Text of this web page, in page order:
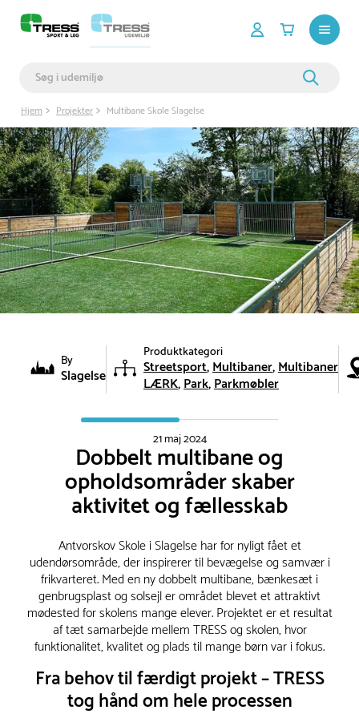
Hjem Projekter Multibane Skole Slagelse
By
Slagelse
Produktkategori
Streetsport Multibaner Multibaner
LÆRK Park Parkmøbler
21 maj 2024
Dobbelt multibane og
opholdsområder skaber
aktivitet og fællesskab
Antvorskov Skole i Slagelse har for nyligt fået et
udendørsområde, der inspirerer til bevægelse og samvær i
frikvarteret. Med en ny dobbelt multibane, bænkesæt i
genbrugsplast og solsejl er området blevet et attraktivt
mødested for skolens mange elever. Projektet er et resultat
af tæt samarbejde mellem TRESS og skolen, hvor
funktionalitet, kvalitet og plads til mange børn var i fokus.
Fra behov til færdigt projekt – TRESS
tog hånd om hele processen